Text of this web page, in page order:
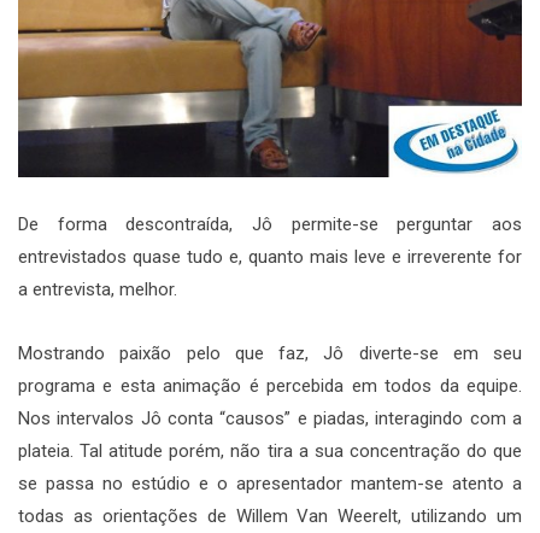
De forma descontraída, Jô permite-se perguntar aos
entrevistados quase tudo e, quanto mais leve e irreverente for
a entrevista, melhor.
Mostrando paixão pelo que faz, Jô diverte-se em seu
programa e esta animação é percebida em todos da equipe.
Nos intervalos Jô conta “causos” e piadas, interagindo com a
plateia. Tal atitude porém, não tira a sua concentração do que
se passa no estúdio e o apresentador mantem-se atento a
todas as orientações de Willem Van Weerelt, utilizando um